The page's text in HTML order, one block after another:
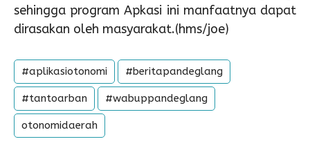
sehingga program Apkasi ini manfaatnya dapat
dirasakan oleh masyarakat.(hms/joe)
#aplikasiotonomi #beritapandeglang
#tantoarban #wabuppandeglang
otonomidaerah